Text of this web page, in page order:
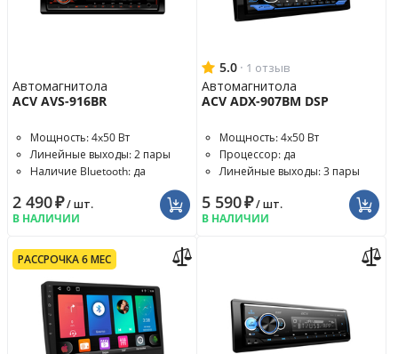
Автомагнитола
ACV AVS-916BR
Мощность: 4x50 Вт
Линейные выходы: 2 пары
Наличие Bluetooth: да
2 490₽/ шт.
В НАЛИЧИИ
5.0 · 1 отзыв
Автомагнитола
ACV ADX-907BM DSP
Мощность: 4x50 Вт
Процессор: да
Линейные выходы: 3 пары
5 590₽/ шт.
В НАЛИЧИИ
РАССРОЧКА 6 МЕС